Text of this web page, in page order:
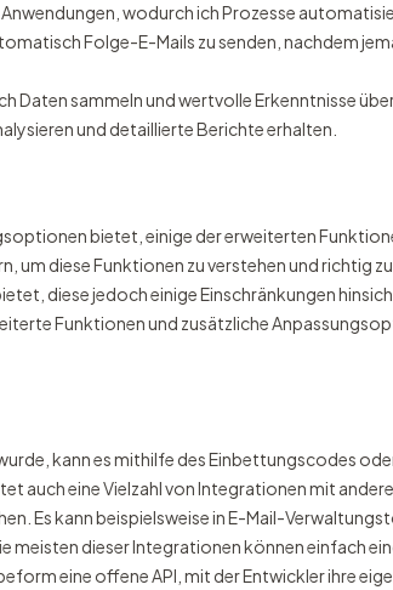
wodurch ich Prozesse
Folge-E-Mails zu senden, nachdem
sammeln und wertvolle Erkenntnisse
und detaillierte Berichte erhalten.
bietet, einige der erweiterten
um diese Funktionen zu verstehen und richtig
diese jedoch einige Einschränkungen
Funktionen und zusätzliche
kann es mithilfe des Einbettungscodes
eine Vielzahl von Integrationen mit
Es kann beispielsweise in E-Mail-
dieser Integrationen können einfach
eine offene API, mit der Entwickler ihre